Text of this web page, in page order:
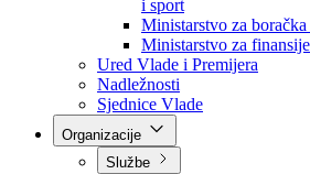
Ministarstvo za
zaštitu okoline
Ministarstvo za
i sport
Ministarstvo za boračka
Ministarstvo za finansije
Ured Vlade i Premijera
Nadležnosti
Sjednice Vlade